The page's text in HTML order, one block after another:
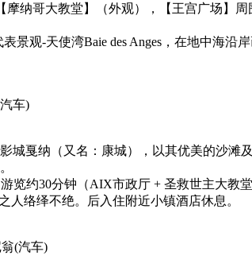
纳哥大教堂】（外观），【王宫广场】
景观-天使湾Baie des Anges，在地中海
车)
城戛纳（又名：康城），以其优美的沙
览约30分钟（AIX市政厅 + 圣救世主大
人络绎不绝。后入住附近小镇酒店休息。
(汽车)